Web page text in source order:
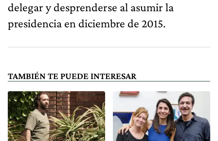
delegar y desprenderse al asumir la
presidencia en diciembre de 2015.
TAMBIÉN TE PUEDE INTERESAR